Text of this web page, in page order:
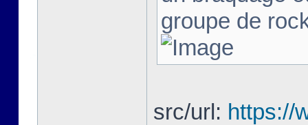
groupe de
src/url: https://